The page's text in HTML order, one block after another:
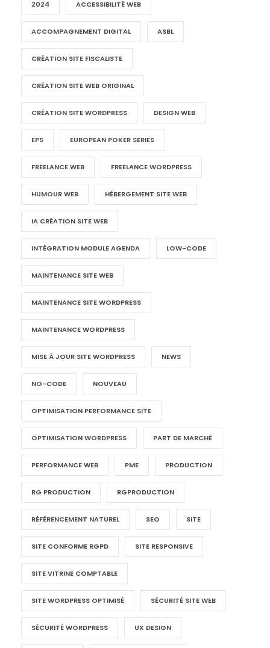
2024 ACCESSIBILITÉ WEB
ACCOMPAGNEMENT DIGITAL ASBL
CRÉATION SITE FISCALISTE
CRÉATION SITE WEB ORIGINAL
CRÉATION SITE WORDPRESS DESIGN WEB
EPS EUROPEAN POKER SERIES
FREELANCE WEB FREELANCE WORDPRESS
HUMOUR WEB HÉBERGEMENT SITE WEB
IA CRÉATION SITE WEB
INTÉGRATION MODULE AGENDA LOW-CODE
MAINTENANCE SITE WEB
MAINTENANCE SITE WORDPRESS
MAINTENANCE WORDPRESS
MISE À JOUR SITE WORDPRESS NEWS
NO-CODE NOUVEAU
OPTIMISATION PERFORMANCE SITE
OPTIMISATION WORDPRESS PART DE MARCHÉ
PERFORMANCE WEB PME PRODUCTION
RG PRODUCTION RGPRODUCTION
RÉFÉRENCEMENT NATUREL SEO SITE
SITE CONFORME RGPD SITE RESPONSIVE
SITE VITRINE COMPTABLE
SITE WORDPRESS OPTIMISÉ SÉCURITÉ SITE WEB
SÉCURITÉ WORDPRESS UX DESIGN